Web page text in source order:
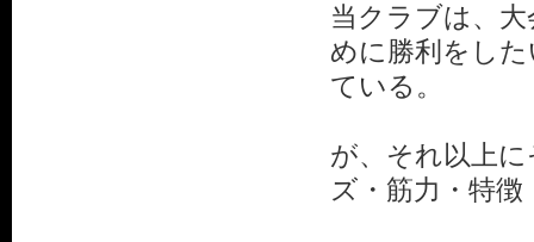
当クラブは、
めに勝利をし
ている。
が、それ以上
ズ・筋力・特